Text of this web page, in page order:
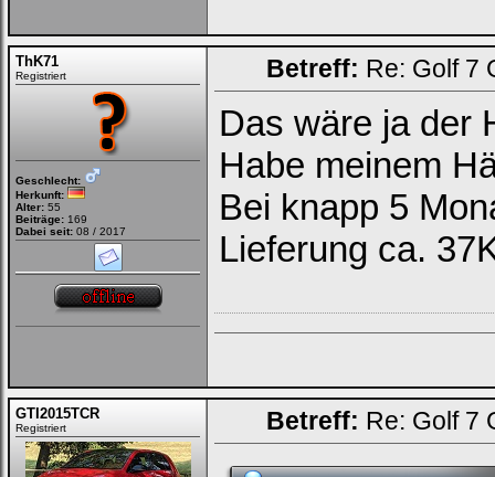
ThK71
Registriert
Geschlecht:
Herkunft:
Alter: 55
Beiträge: 169
Dabei seit: 08 / 2017
Betreff: Re: Golf
Das wäre ja der
Habe meinem
Bei knapp 5
Lieferung ca.
GTI2015TCR
Registriert Betreff: Re: Golf